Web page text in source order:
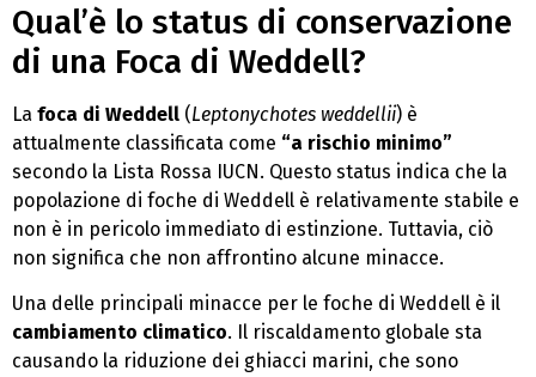
Qual’è lo status di conservazione
di una Foca di Weddell?
La foca di Weddell (Leptonychotes weddellii) è
attualmente classificata come “a rischio minimo”
secondo la Lista Rossa IUCN. Questo status indica che la
popolazione di foche di Weddell è relativamente stabile e
non è in pericolo immediato di estinzione. Tuttavia, ciò
non significa che non affrontino alcune minacce.
Una delle principali minacce per le foche di Weddell è il
cambiamento climatico. Il riscaldamento globale sta
causando la riduzione dei ghiacci marini, che sono